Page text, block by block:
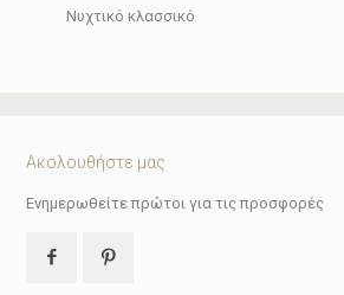
Νυχτικό κλασσικό
Ακολουθήστε μας
Ενημερωθείτε πρώτοι για τις προσφορές